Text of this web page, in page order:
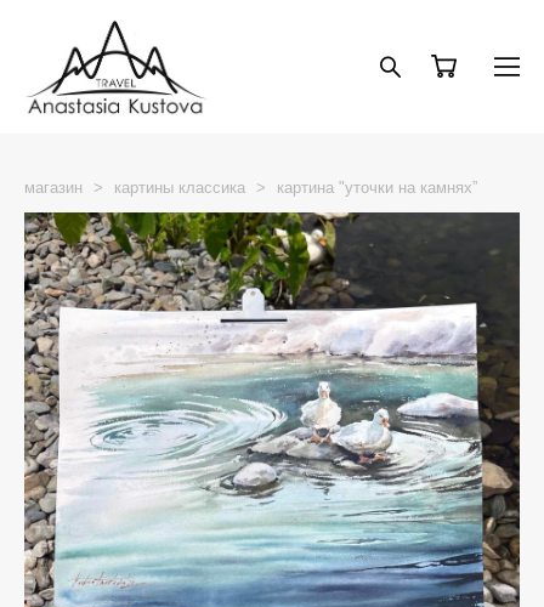
магазин > картины классика > картина "уточки на камнях”